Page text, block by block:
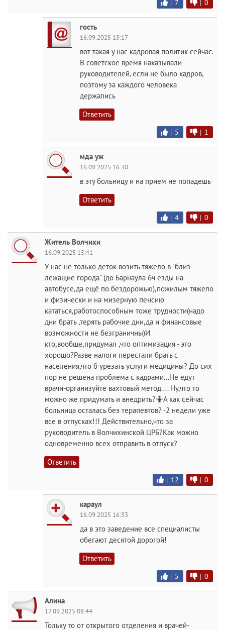
7 0
гость
16.09.2025 15:17
вот такая у нас кадровая политик сейчас.
В советское время наказывали
руководителей, если не было кадров,
поэтому за каждого человека
держались
Ответить
| 5 | 1
мда уж
16.09.2025 16:30
в эту больницу и на прием не попадешь
Ответить
| 4 | 0
Житель Волчихи
16.09.2025 15:41
У нас не только деток возить тяжело в "близ
лежащие города" (до Барнаула 6ч езды на
автобусе,да ещё по бездорожью),пожилым тяжело
и физически и на мизерную пенсию
кататься,работоспособным тоже трудности(надо
дни брать ,терять рабочие дни,да и финансовые
возможности не безграничны)И
кто,вообще,придумал ,что оптимизация - это
хорошо?Разве налоги перестали брать с
населения,что б урезать услуги медицины? До сих
пор не решена проблема с кадрами...Не едут
врачи-организуйте вахтовый метод.... Ну,что то
можно же придумать и внедрить?🤷А как сейчас
больница осталась без терапевтов? -2 недели уже
все в отпусках!!! Действительно,что за
руководитель в Волчихинской ЦРБ?Как можно
одновременно всех отправить в отпуск?
Ответить
| 12 | 0
караул
16.09.2025 16:33
да в это заведение все специалисты
обегают десятой дорогой!
Ответить
| 5 | 0
Алина
17.09.2025 08:44
Тольку то от открытого отделения и врачей-